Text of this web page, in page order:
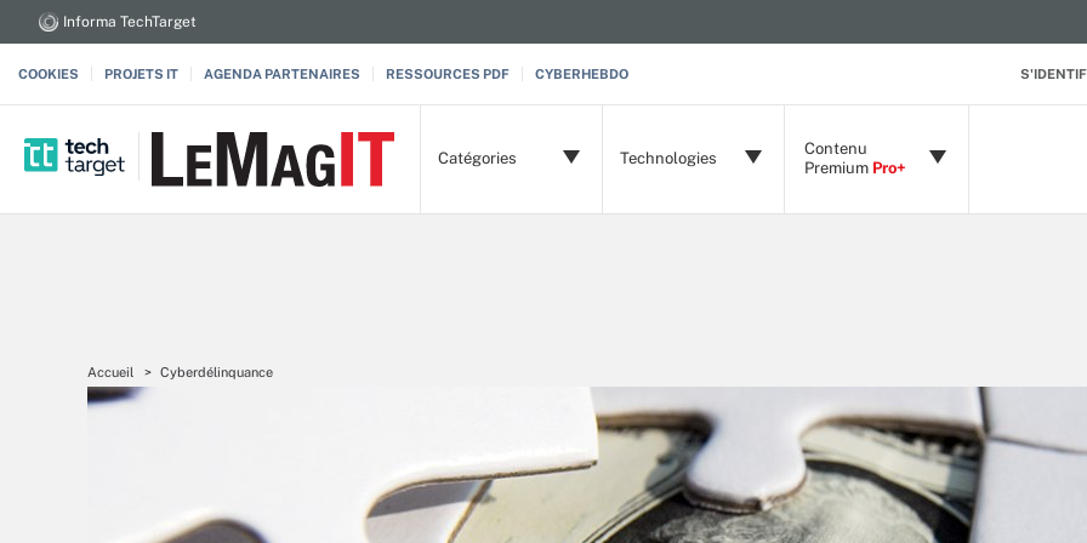
Informa TechTarget
COOKIES PROJETS IT AGENDA PARTENAIRES RESSOURCES PDF CYBERHEBDO
Catégories Technologies
Contenu
Premium Pro+
Accueil Cyberdélinquance